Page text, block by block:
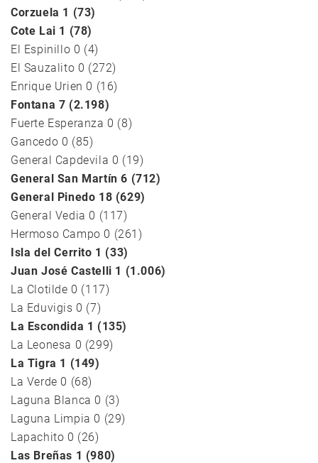
Corzuela 1 (73)
Cote Lai 1 (78)
El Espinillo 0 (4)
El Sauzalito 0 (272)
Enrique Urien 0 (16)
Fontana 7 (2.198)
Fuerte Esperanza 0 (8)
Gancedo 0 (85)
General Capdevila 0 (19)
General San Martín 6 (712)
General Pinedo 18 (629)
General Vedia 0 (117)
Hermoso Campo 0 (261)
Isla del Cerrito 1 (33)
Juan José Castelli 1 (1.006)
La Clotilde 0 (117)
La Eduvigis 0 (7)
La Escondida 1 (135)
La Leonesa 0 (299)
La Tigra 1 (149)
La Verde 0 (68)
Laguna Blanca 0 (3)
Laguna Limpia 0 (29)
Lapachito 0 (26)
Las Breñas 1 (980)